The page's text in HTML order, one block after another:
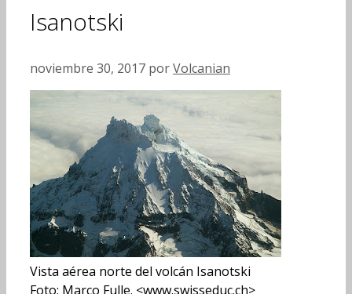
Isanotski
noviembre 30, 2017 porVolcanian
Vista aérea norte del volcán Isanotski
Foto: Marco Fulle. <www.swisseduc.ch>